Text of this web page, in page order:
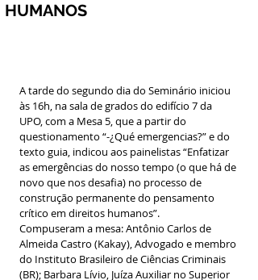
HUMANOS
A tarde do segundo dia do Seminário iniciou
às 16h, na sala de grados do edifício 7 da
UPO, com a Mesa 5, que a partir do
questionamento “-¿Qué emergencias?” e do
texto guia, indicou aos painelistas “Enfatizar
as emergências do nosso tempo (o que há de
novo que nos desafia) no processo de
construção permanente do pensamento
crítico em direitos humanos”.
Compuseram a mesa: Antônio Carlos de
Almeida Castro (Kakay), Advogado e membro
do Instituto Brasileiro de Ciências Criminais
(BR); Barbara Lívio, Juíza Auxiliar no Superior